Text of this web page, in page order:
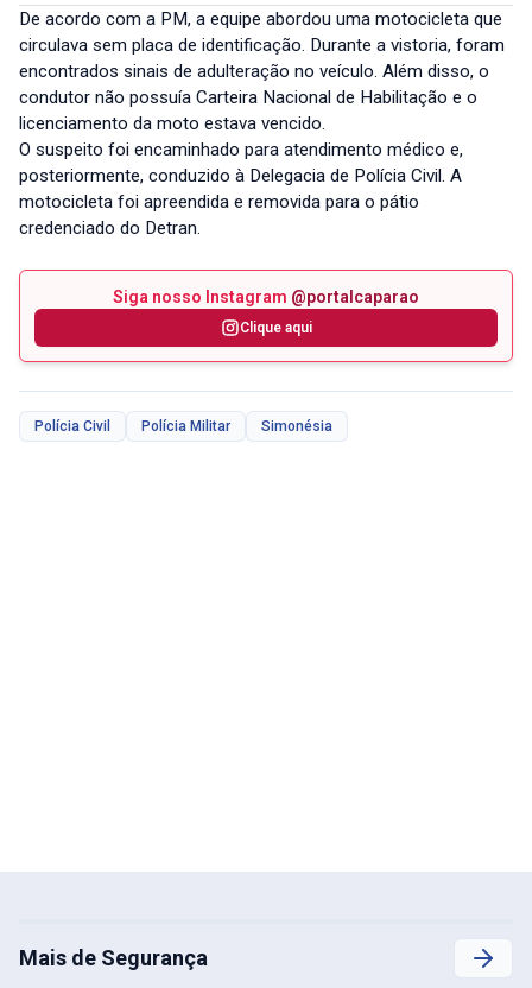
De acordo com a PM, a equipe abordou uma motocicleta que
circulava sem placa de identificação. Durante a vistoria, foram
encontrados sinais de adulteração no veículo. Além disso, o
condutor não possuía Carteira Nacional de Habilitação e o
licenciamento da moto estava vencido.
O suspeito foi encaminhado para atendimento médico e,
posteriormente, conduzido à Delegacia de Polícia Civil. A
motocicleta foi apreendida e removida para o pátio
credenciado do Detran.
Siga nosso Instagram @portalcaparao
Clique aqui
Polícia Civil Polícia Militar Simonésia
Mais de Segurança